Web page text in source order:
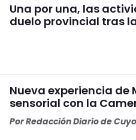
Una por una, las
duelo provincial tras
Nueva experiencia de
sensorial con la
PorRedacción Diario de Cuyo